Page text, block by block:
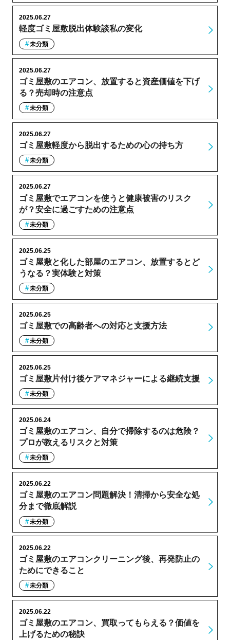
軽度ゴミ屋敷脱出体験談私の変化
2025.06.27
未分類
ゴミ屋敷のエアコン、放置すると資産価値を下げ
る？売却時の注意点
2025.06.27
未分類
ゴミ屋敷軽度から脱出するための心の持ち方
2025.06.27
未分類
ゴミ屋敷でエアコンを使うと健康被害のリスク
が？安全に過ごすための注意点
2025.06.27
未分類
ゴミ屋敷と化した部屋のエアコン、放置するとど
うなる？実体験と対策
2025.06.25
未分類
ゴミ屋敷での高齢者への対応と支援方法
2025.06.25
未分類
ゴミ屋敷片付け後ケアマネジャーによる継続支援
2025.06.25
未分類
ゴミ屋敷のエアコン、自分で掃除するのは危険？
プロが教えるリスクと対策
2025.06.24
未分類
ゴミ屋敷のエアコン問題解決！清掃から安全な処
分まで徹底解説
2025.06.22
未分類
ゴミ屋敷のエアコンクリーニング後、再発防止の
ためにできること
2025.06.22
未分類
ゴミ屋敷のエアコン、買取ってもらえる？価値を
上げるための秘訣
2025.06.22